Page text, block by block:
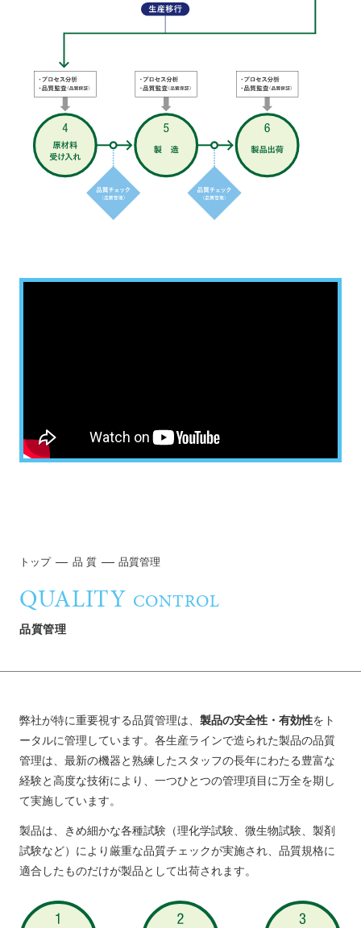
トップ 品 質 品質管理
QUALITY CONTROL
品質管理
弊社が特に重要視する品質管理は、 製品の安全性・有効性をト
ータルに管理しています。各生産ラインで造られた製品の品質
管理は、最新の機器と熟練したスタッフの長年にわたる豊富な
経験と高度な技術により、一つひとつの管理項目に万全を期し
て実施しています。
製品は、きめ細かな各種試験（理化学試験、微生物試験、製剤
試験など）により厳重な品質チェックが実施され、品質規格に
適合したものだけが製品として出荷されます。